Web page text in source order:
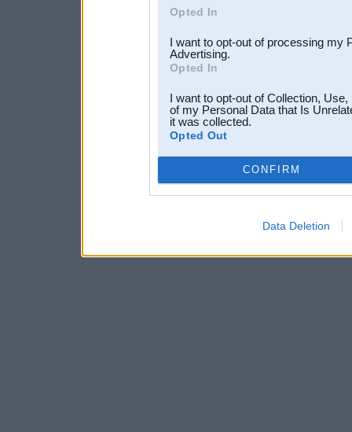
Opted In
I want to opt-out of processing my
Advertising.
Opted In
I want to opt-out of Collection,
of my Personal Data that Is
it was collected.
Opted Out
CONFIRM
Data Deletion